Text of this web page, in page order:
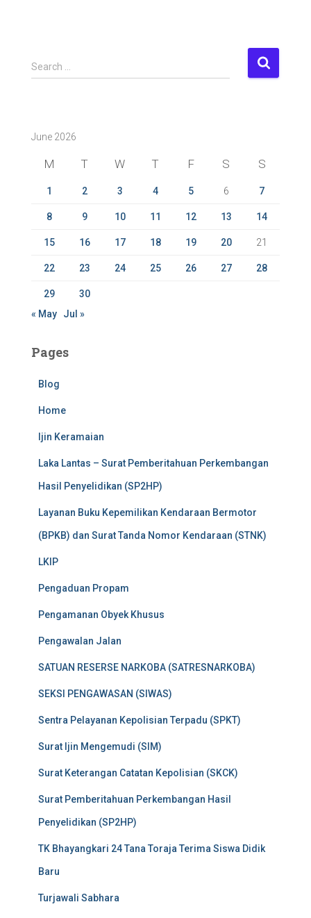
S
e
h
Search …
June 2026
M T W T F S S
1 2 3 4 5 6 7
8 9 10 11 12 13 14
15 16 17 18 19 20 21
22 23 24 25 26 27 28
29
30
« May
Jul »
Pages
Blog
Home
Ijin Keramaian
Laka Lantas – Surat Pemberitahuan Perkembangan
Hasil Penyelidikan (SP2HP)
Layanan Buku Kepemilikan Kendaraan Bermotor
(BPKB) dan Surat Tanda Nomor Kendaraan (STNK)
LKIP
Pengaduan Propam
Pengamanan Obyek Khusus
Pengawalan Jalan
SATUAN RESERSE NARKOBA (SATRESNARKOBA)
SEKSI PENGAWASAN (SIWAS)
Sentra Pelayanan Kepolisian Terpadu (SPKT)
Surat Ijin Mengemudi (SIM)
Surat Keterangan Catatan Kepolisian (SKCK)
Surat Pemberitahuan Perkembangan Hasil
Penyelidikan (SP2HP)
TK Bhayangkari 24 Tana Toraja Terima Siswa Didik
Baru
Turjawali Sabhara